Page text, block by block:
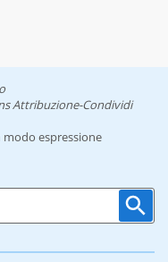
Attribuzione-Condividi
espressione